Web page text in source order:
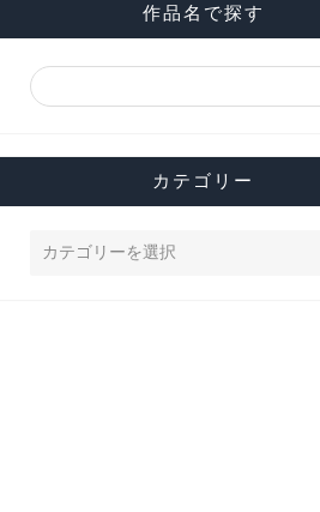
作品名で探す
カテゴリー